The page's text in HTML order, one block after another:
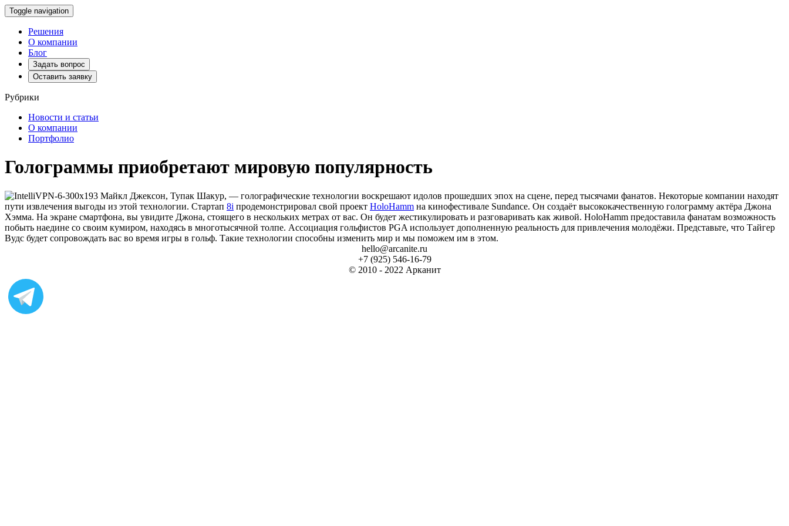
Toggle navigation
Решения
О компании
Блог
Задать вопрос
Оставить заявку
Рубрики
Новости и статьи
О компании
Портфолио
Голограммы приобретают мировую популярность
Майкл Джексон, Тупак Шакур, — голографические технологии воскрешают идолов прошедших эпох на сцене, перед тысячами фанатов. Некоторые компании находят
пути извлечения выгоды из этой технологии. Cтартап 8i продемонстрировал свой проект HoloHamm на кинофестивале Sundance. Он создаёт высококачественную голограмму актёра Джона
Хэмма. На экране смартфона, вы увидите Джона, стоящего в нескольких метрах от вас. Он будет жестикулировать и разговаривать как живой. HoloHamm предоставила фанатам возможность
побыть наедине со своим кумиром, находясь в многотысячной толпе. Ассоциация гольфистов PGA использует дополненную реальность для привлечения молодёжи. Представьте, что Тайгер
Вудс будет сопровождать вас во время игры в гольф. Такие технологии способны изменить мир и мы поможем им в этом.
hello@arcanite.ru
+7 (925) 546-16-79
© 2010 - 2022 Арканит